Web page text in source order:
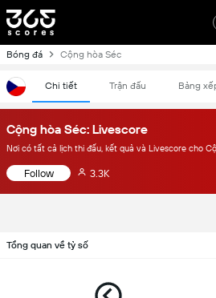
Bóng đá Cộng hòa Séc
Chi tiết Trận đấu Bảng
Cộng hòa Séc: Livescore
Nơi có tất cả lịch thi đấu, kết quả và Livescore cho
Follow 3.3K
Tổng quan về tỷ số